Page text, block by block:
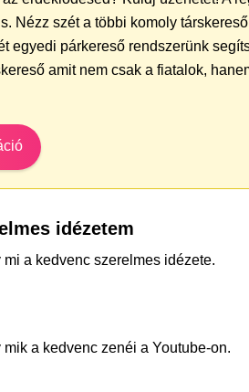
Nézz szét a többi komoly
egyedi párkereső rendszerünk
amit nem csak a fiatalok,
idézetem
mi a kedvenc szerelmes idézete.
mik a kedvenc zenéi a Youtube-on.